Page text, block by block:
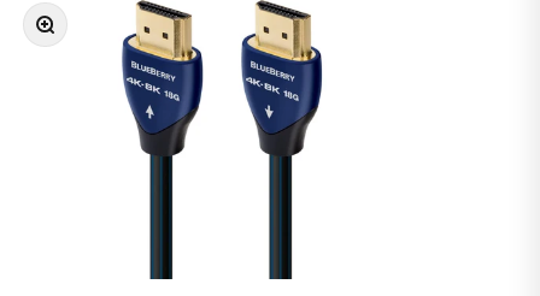
Zoomer sur l'image